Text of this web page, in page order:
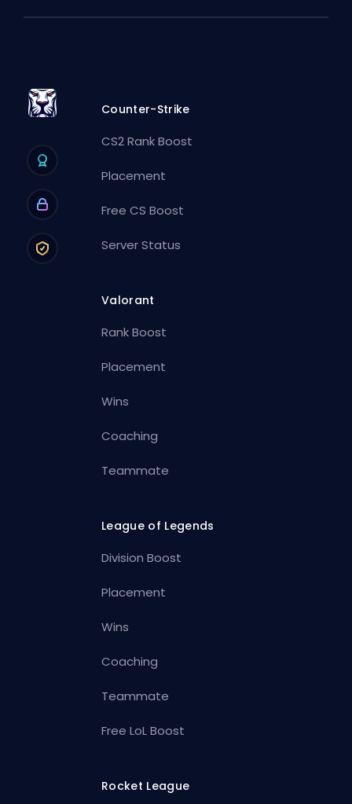
Counter-Strike
CS2 Rank Boost
Placement
Free CS Boost
Server Status
Valorant
Rank Boost
Placement
Wins
Coaching
Teammate
League of Legends
Division Boost
Placement
Wins
Coaching
Teammate
Free LoL Boost
Rocket League